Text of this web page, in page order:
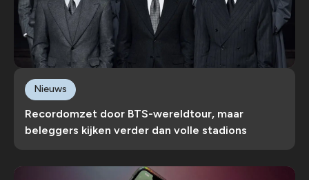
Recordomzet door BTS-wereldtour, maar
beleggers kijken verder dan volle stadions
Nieuws